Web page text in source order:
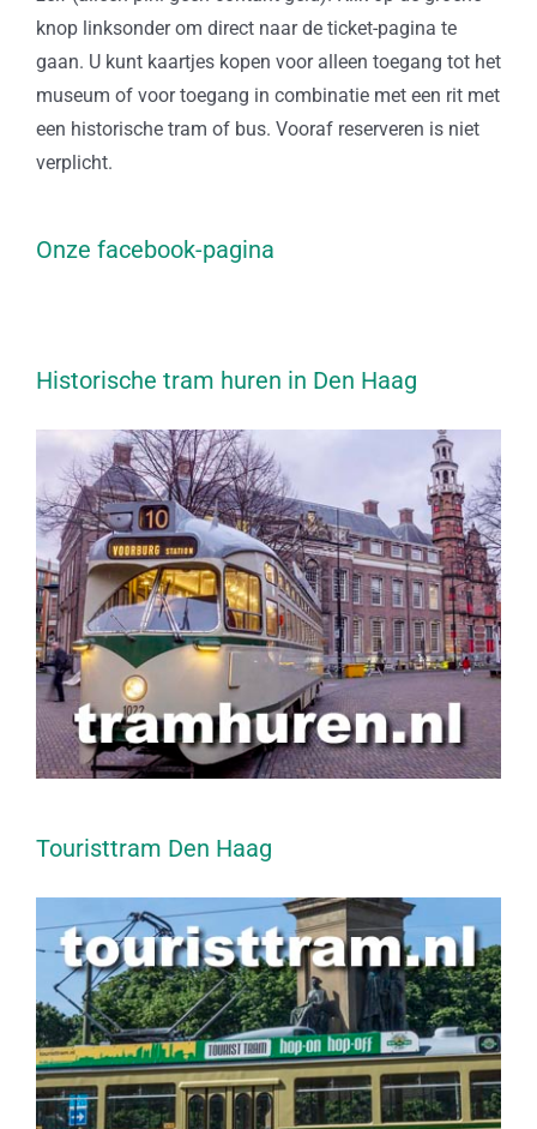
knop linksonder om direct naar de ticket-pagina te
gaan. U kunt kaartjes kopen voor alleen toegang tot het
museum of voor toegang in combinatie met een rit met
een historische tram of bus. Vooraf reserveren is niet
verplicht.
Onze facebook-pagina
Historische tram huren in Den Haag
Touristtram Den Haag